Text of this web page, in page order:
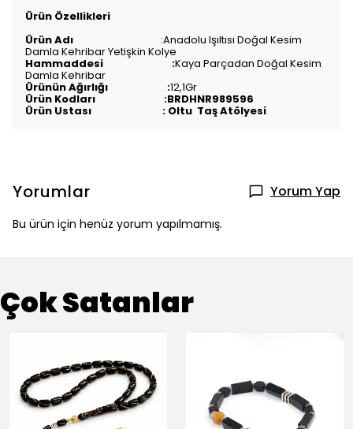
Ürün Özellikleri
Ürün Adı :Anadolu Işıltısı Doğal Kesim
Damla Kehribar Yetişkin Kolye
Hammaddesi :Kaya Parçadan Doğal Kesim
Damla Kehribar
Ürünün Ağırlığı :12,1Gr
Ürün Kodları :BRDHNR989596
Ürün Ustası : Oltu Taş Atölyesi
Yorumlar Yorum Yap
Bu ürün için henüz yorum yapılmamış.
Çok Satanlar